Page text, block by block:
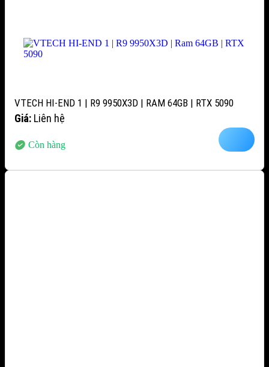
VTECH HI-END 1 | R9 9950X3D | RAM 64GB | RTX 5090
Giá: Liên hệ
Còn hàng